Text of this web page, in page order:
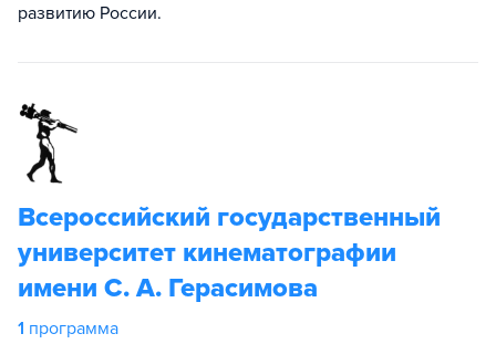
развитию России.
Всероссийский государственный
университет кинематографии
имени С. А. Герасимова
1 программа